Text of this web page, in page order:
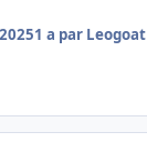
1 a par Leogoat